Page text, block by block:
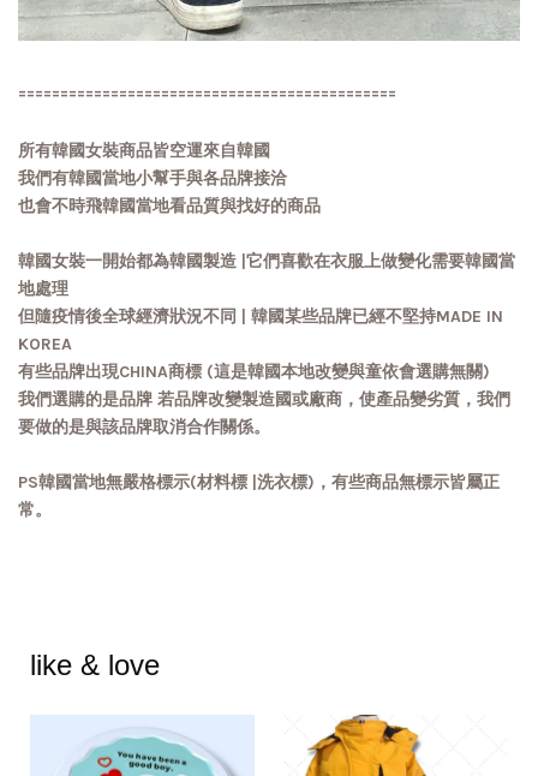
=============================================
所有韓國女裝商品皆空運來自韓國
我們有韓國當地小幫手與各品牌接洽
也會不時飛韓國當地看品質與找好的商品
韓國女裝一開始都為韓國製造 |它們喜歡在衣服上做變化需要韓國當
地處理
但隨疫情後全球經濟狀況不同 | 韓國某些品牌已經不堅持MADE IN
KOREA
有些品牌出現CHINA商標 (這是韓國本地改變與童依會選購無關)
我們選購的是品牌 若品牌改變製造國或廠商，使產品變劣質，我們
要做的是與該品牌取消合作關係。
PS韓國當地無嚴格標示(材料標 |洗衣標)，有些商品無標示皆屬正
常。
like & love